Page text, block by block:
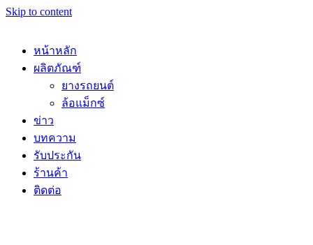
Skip to content
หน้าหลัก
ผลิตภัณฑ์
ยางรถยนต์
ล้อแม็กซ์
ข่าว
บทความ
รับประกัน
ร้านค้า
ติดต่อ